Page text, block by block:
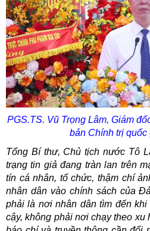
PGS.TS. Vũ Trọng Lâm, Giám
bản Chính trị quốc
Tổng Bí thư, Chủ tịch nước Tô
trạng tin giả đang tràn lan trên
tín cá nhân, tổ chức, thậm chí
nhân dân vào chính sách của
phải là nơi nhân dân tìm đến
cậy, không phải nơi chạy theo xu